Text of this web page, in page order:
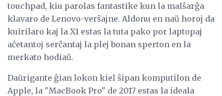
touchpad, kiu parolas fantastike kun la malŝarĝa
klavaro de Lenovo-verŝajne. Aldonu en naŭ horoj da
kuirilaro kaj la X1 estas la tuta pako por laptopaj
aĉetantoj serĉantaj la plej bonan sperton en la
merkato hodiaŭ.
Daŭrigante ĝian lokon kiel ŝipan komputilon de
Apple, la "MacBook Pro" de 2017 estas la ideala